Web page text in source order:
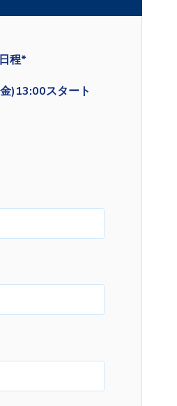
程*
)13:00スタート